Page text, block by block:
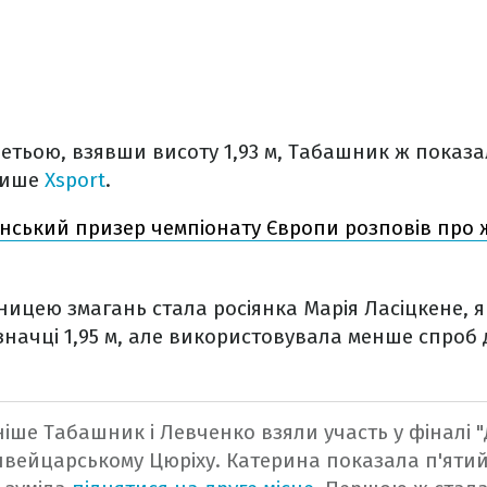
взявши висоту 1,93 м, Табашник ж
Xsport.
призер чемпіонату Європи розповів про
змагань стала росіянка Марія Ласіцкене,
1,95 м, але використовувала менше спроб
Табашник і Левченко взяли участь у фіналі
Цюріху. Катерина показала